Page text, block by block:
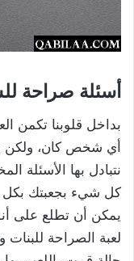
أسئلة صراحة
بداخل قلوبنا تكمن
أي شخص كان، ولكن
نتبادل بها الأسئلة
كل شيء بجعبتك بكل
يمكن أن تطلع على
لعبة الصراحة